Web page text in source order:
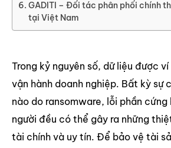
GADITI – Đối tác phân phối chính
tại Việt Nam
Trong kỷ nguyên số, dữ liệu được ví
vận hành doanh nghiệp. Bất kỳ sự
nào do ransomware, lỗi phần
người đều có thể gây ra những
tài chính và uy tín. Để bảo vệ tài